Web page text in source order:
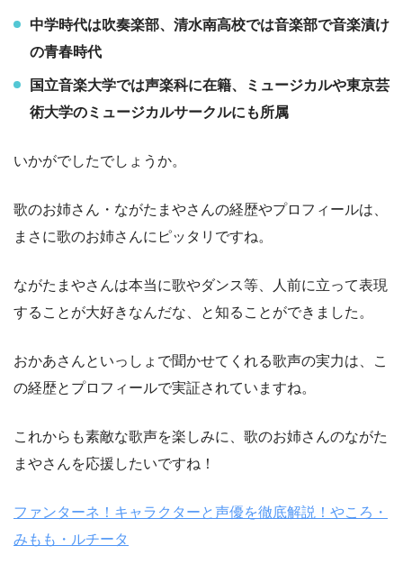
中学時代は吹奏楽部、清水南高校では音楽部で音楽漬け
の青春時代
国立音楽大学では声楽科に在籍、ミュージカルや東京芸
術大学のミュージカルサークルにも所属
いかがでしたでしょうか。
歌のお姉さん・ながたまやさんの経歴やプロフィールは、
まさに歌のお姉さんにピッタリですね。
ながたまやさんは本当に歌やダンス等、人前に立って表現
することが大好きなんだな、と知ることができました。
おかあさんといっしょで聞かせてくれる歌声の実力は、こ
の経歴とプロフィールで実証されていますね。
これからも素敵な歌声を楽しみに、歌のお姉さんのながた
まやさんを応援したいですね！
ファンターネ！キャラクターと声優を徹底解説！やころ・
みもも・ルチータ